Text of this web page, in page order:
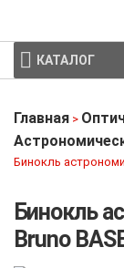
КАТАЛОГ
Главная >
Бинокль
Бинокль
Bruno